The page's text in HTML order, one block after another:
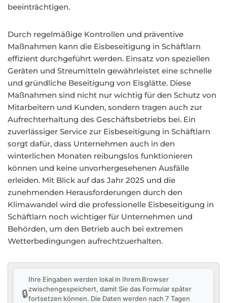
beeinträchtigen.
Durch regelmäßige Kontrollen und präventive
Maßnahmen kann die Eisbeseitigung in Schäftlarn
effizient durchgeführt werden. Einsatz von speziellen
Geräten und Streumitteln gewährleistet eine schnelle
und gründliche Beseitigung von Eisglätte. Diese
Maßnahmen sind nicht nur wichtig für den Schutz von
Mitarbeitern und Kunden, sondern tragen auch zur
Aufrechterhaltung des Geschäftsbetriebs bei. Ein
zuverlässiger Service zur Eisbeseitigung in Schäftlarn
sorgt dafür, dass Unternehmen auch in den
winterlichen Monaten reibungslos funktionieren
können und keine unvorhergesehenen Ausfälle
erleiden. Mit Blick auf das Jahr 2025 und die
zunehmenden Herausforderungen durch den
Klimawandel wird die professionelle Eisbeseitigung in
Schäftlarn noch wichtiger für Unternehmen und
Behörden, um den Betrieb auch bei extremen
Wetterbedingungen aufrechtzuerhalten.
🔒
Ihre Eingaben werden lokal in Ihrem Browser
zwischengespeichert, damit Sie das Formular später
fortsetzen können. Die Daten werden nach 7 Tagen